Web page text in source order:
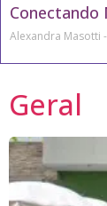
Conectando
Alexandra Masotti
Geral